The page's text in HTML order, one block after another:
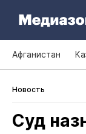
Афганистан
Новость
Суд